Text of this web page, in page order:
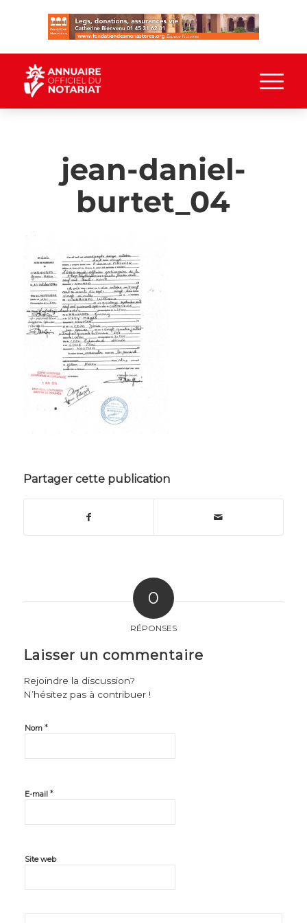
jean-daniel-
burtet_04
Partager cette publication
0
RÉPONSES
Laisser un commentaire
Rejoindre la discussion?
N’hésitez pas à contribuer !
Nom *
E-mail *
Site web